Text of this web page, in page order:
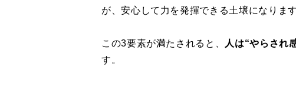
が、安心して力を発揮できる土壌になります
この3要素が満たされると、
人は“やらされ
す。